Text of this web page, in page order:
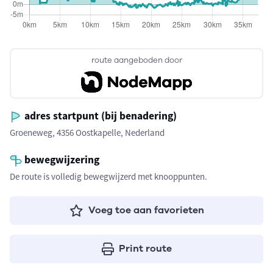
route aangeboden door
adres startpunt (bij benadering)
Groeneweg, 4356 Oostkapelle, Nederland
bewegwijzering
De route is volledig bewegwijzerd met knooppunten.
Voeg toe aan favorieten
Print route